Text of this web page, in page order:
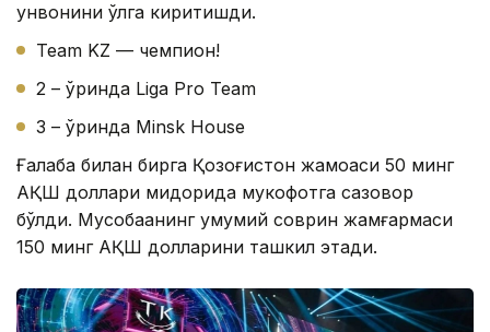
унвонини қўлга киритишди.
Team KZ — чемпион!
2 – ўринда Liga Pro Team
3 – ўринда Minsk House
Ғалаба билан бирга Қозоғистон жамоаси 50 минг
АҚШ доллари миқдорида мукофотга сазовор
бўлди. Мусобақанинг умумий соврин жамғармаси
150 минг АҚШ долларини ташкил этади.